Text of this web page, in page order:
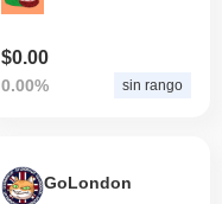
$0.00
0.00% sin rango
GoLondon